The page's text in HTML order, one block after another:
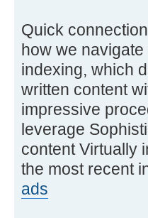
Quick
how we
indexing, which
written content
impressive
leverage
content Virtually
the most recent
ads